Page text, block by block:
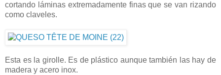
cortando láminas extremadamente finas que se van rizando
como claveles.
Esta es la girolle. Es de plástico aunque también las hay de
madera y acero inox.